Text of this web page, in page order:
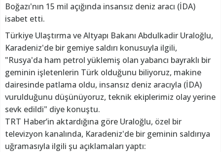
Boğazı'nın 15 mil açığında insansız deniz aracı (İDA)
isabet etti.
Türkiye Ulaştırma ve Altyapı Bakanı Abdulkadir Uraloğlu,
Karadeniz'de bir gemiye saldırı konusuyla ilgili,
"Rusya'da ham petrol yüklemiş olan yabancı bayraklı bir
geminin işletenlerin Türk olduğunu biliyoruz, makine
dairesinde patlama oldu, insansız deniz aracıyla (İDA)
vurulduğunu düşünüyoruz, teknik ekiplerimiz olay yerine
sevk edildi" diye konuştu.
TRT Haber’in aktardığına göre Uraloğlu, özel bir
televizyon kanalında, Karadeniz'de bir geminin saldırıya
uğramasıyla ilgili şu açıklamaları yaptı: